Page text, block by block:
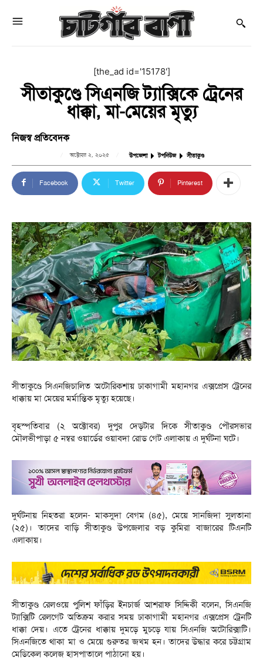
[the_ad id='15178']
সীতাকুণ্ডে সিএনজি ট্যাক্সিকে ট্রেনের
ধাক্কা, মা-মেয়ের মৃত্যু
নিজস্ব প্রতিবেদক
অক্টোবর ২, ২০২৫ উপজেলা টপনিউজ সীতাকুণ্ড
Facebook Twitter Pinterest
সীতাকুণ্ডে সিএনজিচালিত অটোরিকশায় ঢাকাগামী মহানগর এক্সপ্রেস ট্রেনের
ধাক্কায় মা মেয়ের মর্মান্তিক মৃত্যু হয়েছে।
বৃহস্পতিবার (২ অক্টোবর) দুপুর দেড়টার দিকে সীতাকুণ্ড পৌরসভার
মৌলভীপাড়া ৫ নম্বর ওয়ার্ডের ওয়াবদা রোড গেট এলাকায় এ দুর্ঘটনা ঘটে।
দুর্ঘটনায় নিহতরা হলেন- মাকসুদা বেগম (৪৫), মেয়ে সানজিদা সুলতানা
(২৫)। তাদের বাড়ি সীতাকুণ্ড উপজেলার বড় কুমিরা বাজারের টিএনটি
এলাকায়।
সীতাকুণ্ড রেলওয়ে পুলিশ ফাঁড়ির ইনচার্জ আশরাফ সিদ্দিকী বলেন, সিএনজি
ট্যাক্সিটি রেলগেট অতিক্রম করার সময় ঢাকাগামী মহানগর এক্সপ্রেস ট্রেনটি
ধাক্কা দেয়। এতে ট্রেনের ধাক্কায় দুমড়ে মুচড়ে যায় সিএনজি অটোরিক্সাটি।
সিএনজিতে থাকা মা ও মেয়ে গুরুতর জখম হন। তাদের উদ্ধার করে চট্টগ্রাম
মেডিকেল কলেজ হাসপাতালে পাঠানো হয়।